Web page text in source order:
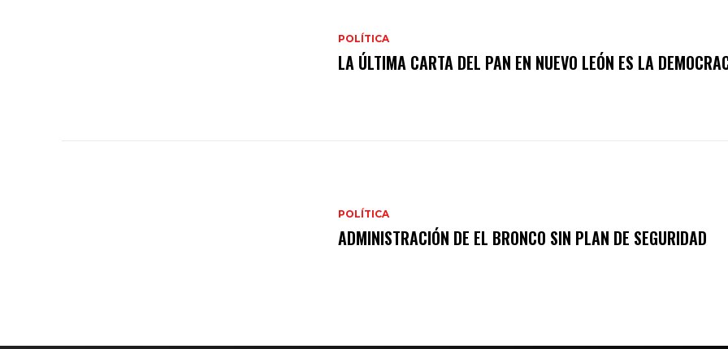
POLÍTICA
LA ÚLTIMA CARTA DEL PAN EN NUEVO LEÓN ES LA
POLÍTICA
ADMINISTRACIÓN DE EL BRONCO SIN PLAN DE SEGURIDAD